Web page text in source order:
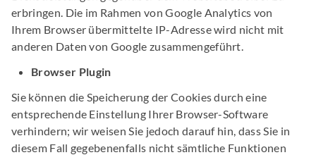
erbringen. Die im Rahmen von Google Analytics von
Ihrem Browser übermittelte IP-Adresse wird nicht mit
anderen Daten von Google zusammengeführt.
Browser Plugin
Sie können die Speicherung der Cookies durch eine
entsprechende Einstellung Ihrer Browser-Software
verhindern; wir weisen Sie jedoch darauf hin, dass Sie in
diesem Fall gegebenenfalls nicht sämtliche Funktionen